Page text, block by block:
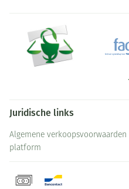
Juridische links
Algemene verkoopsvoorwaarden
platform